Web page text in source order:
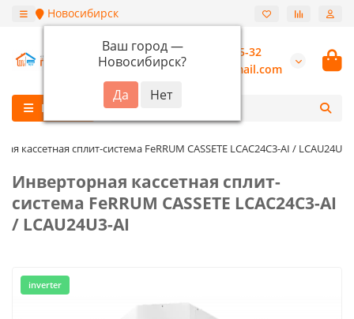
Новосибирск
Ваш город —
Новосибирск?
+7 (913) 987-55-32
burannsk@gmail.com
Каталог
кассетная сплит-система FeRRUM CASSETE LCAC24C3-AI / LCAU24U3-
Инверторная кассетная сплит-
система FeRRUM CASSETE LCAC24C3-AI
/ LCAU24U3-AI
inverter